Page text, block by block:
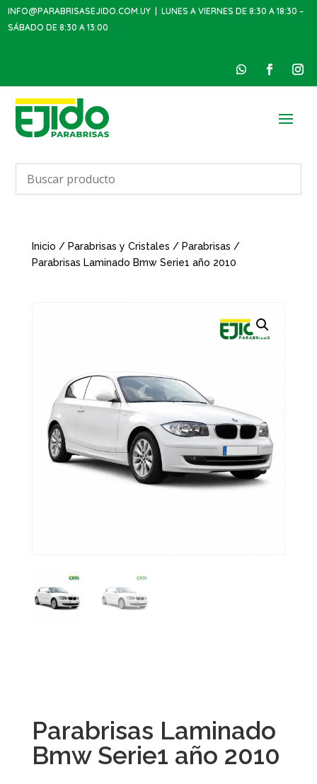
INFO@PARABRISASEJIDO.COM.UY | LUNES A VIERNES DE 8:30 A 18:30 –
SÁBADO DE 8:30 A 13:00
Inicio / Parabrisas y Cristales / Parabrisas /
Parabrisas Laminado Bmw Serie1 año 2010
Parabrisas Laminado
Bmw Serie1 año 2010